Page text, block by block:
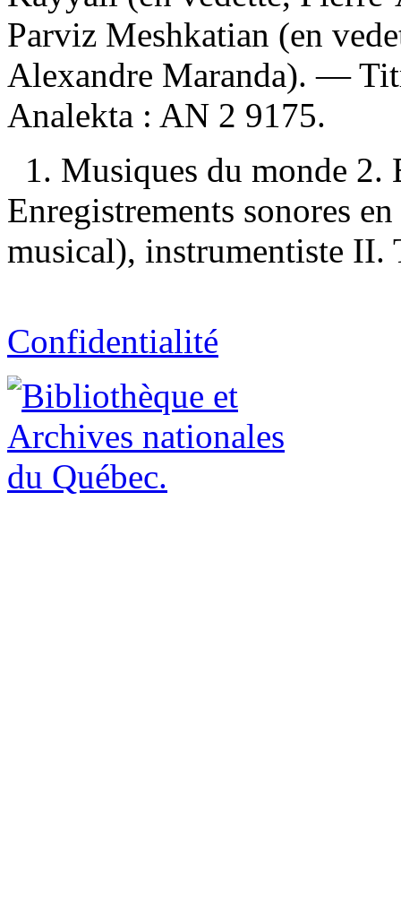
Parviz Meshkatian (en
Alexandre Maranda). —
Analekta : AN 2 9175.
1. Musiques du monde 2.
Enregistrements sonores
musical), instrumentiste II.
Confidentialité